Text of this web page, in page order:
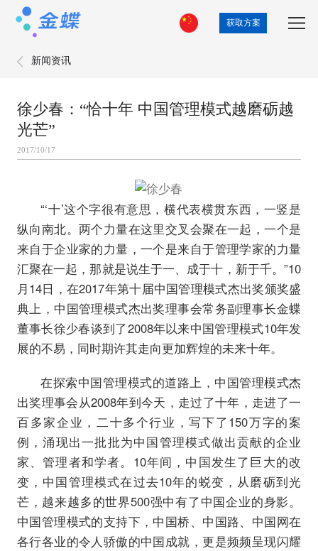
获取方案
新闻资讯
徐少春：“恰十年 中国管理模式越磨砺越
光芒”
2017/10/17
“‘十’这个字很有意思，横代表横贯东西，一竖是
纵向南北。两个力量在这里交叉会聚在一起，一个是
来自于企业家的力量，一个是来自于管理学家的力量
汇聚在一起，那就是说生于一、成于十，新于千。”10
月14日，在2017年第十届中国管理模式杰出奖颁奖盛
典上，中国管理模式杰出奖理事会常务副理事长金蝶
董事长徐少春谈到了2008年以来中国管理模式10年发
展的不易，同时期许其走向更加辉煌的未来十年。
在探索中国管理模式的道路上，中国管理模式杰
出奖理事会从2008年到今天，走过了十年，走进了一
百多家企业，二十多个行业，写下了150万字的案
例，涌现出一批批为中国管理模式做出贡献的企业
家、管理者和学者。10年间，中国发生了巨大的改
变，中国管理模式在过去10年的蜕变，从磨砺到光
芒，越来越多的世界500强中有了中国企业的身影。
中国管理模式的支持下，中国桥、中国路、中国网在
各行各业的令人骄傲的中国成就，更是频频呈现闪耀